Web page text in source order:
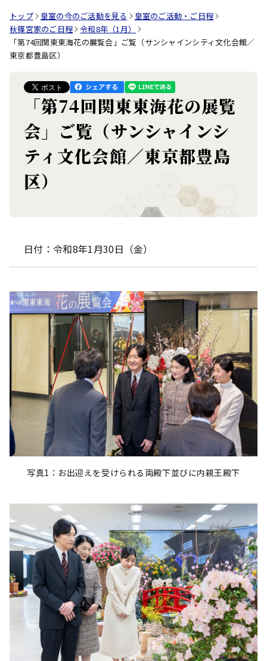
トップ 皇室の今のご活動を見る
皇室のご活動・ご日程
秋篠宮家のご日程
令和8年（1月）
「第74回関東東海花の展覧会」ご覧（サンシャインシティ文化会館／
東京都豊島区）
「第74回関東東海花の展覧
会」ご覧（サンシャインシ
ティ文化会館／東京都豊島
区）
日付：令和8年1月30日（金）
写真1：お出迎えを受けられる両殿下並びに内親王殿下